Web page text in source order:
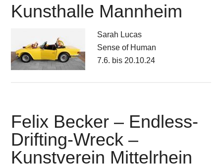
Kunsthalle Mannheim
Sarah Lucas
Sense of Human
7.6. bis 20.10.24
Felix Becker – Endless-
Drifting-Wreck –
Kunstverein Mittelrhein